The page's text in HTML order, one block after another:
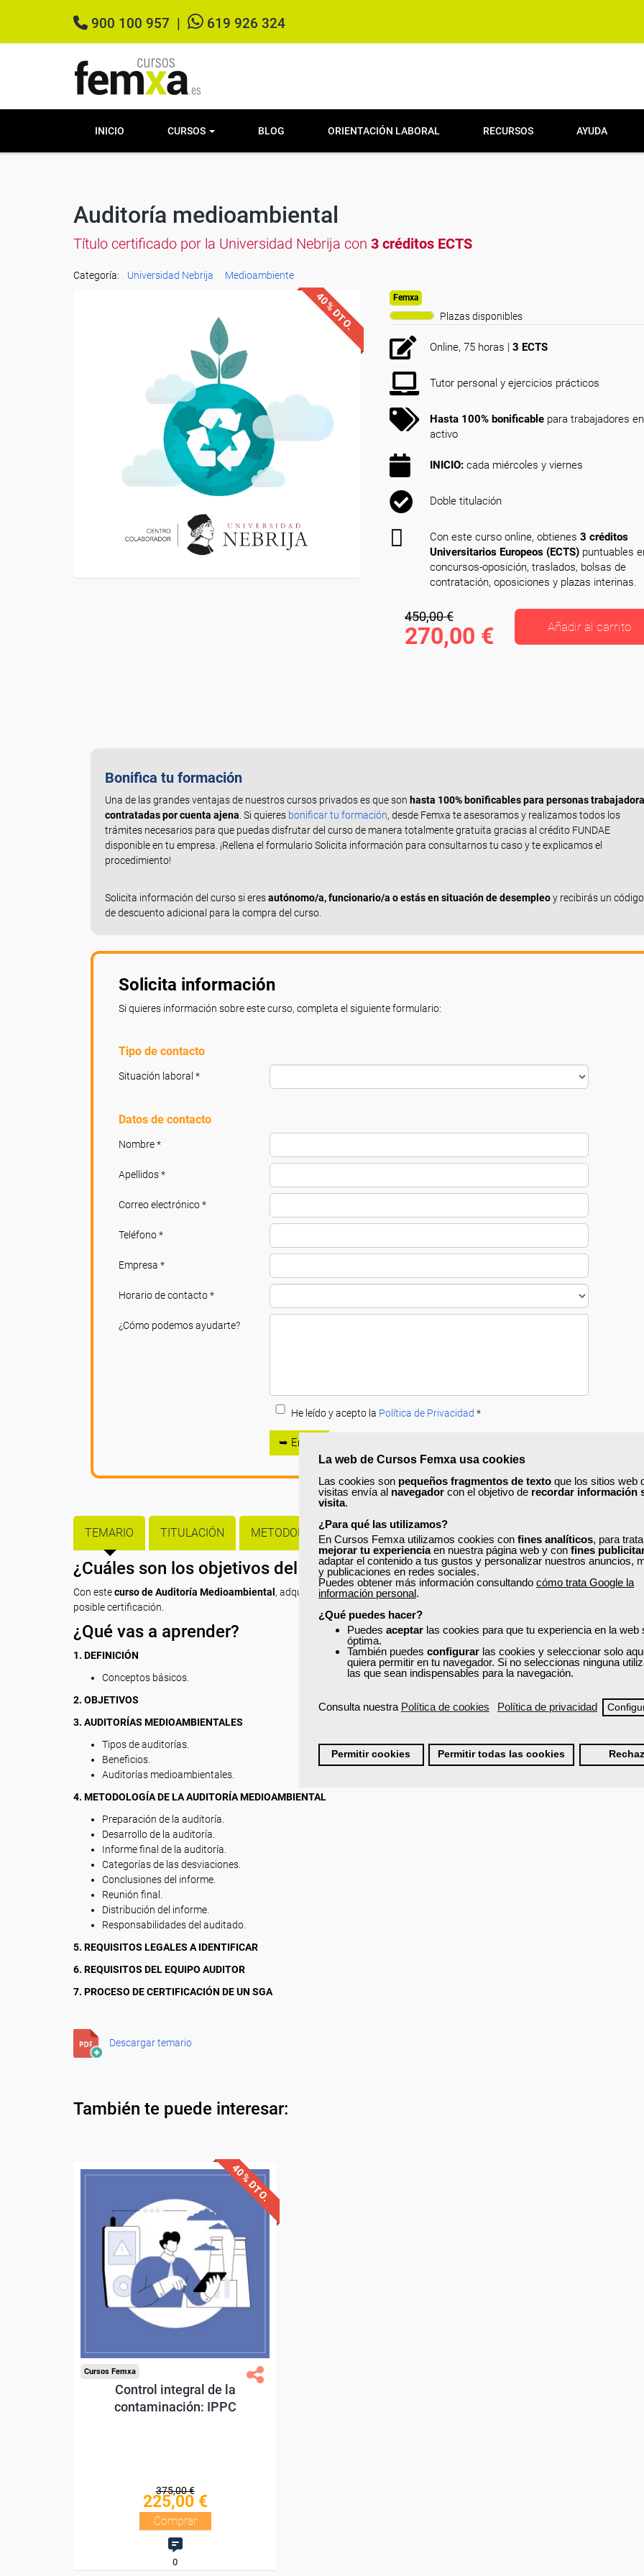
La web de Cursos Femxa usa cookies
Las cookies son pequeños fragmentos de texto que los sitios web
visitas envía al navegador con el objetivo de recordar información
visita.
¿Para qué las utilizamos?
En Cursos Femxa utilizamos cookies con fines analíticos, para
mejorar tu experienciaen nuestra página web y con fines
adaptar el contenido a tus gustos y personalizar nuestros anuncios,
y publicaciones en redes sociales.
Puedes obtener más información consultando cómo trata Google la
información personal.
¿Qué puedes hacer?
Puedes aceptar las cookies para que tu experiencia en la web
óptima.
También puedes configurar las cookies y seleccionar solo
quiera permitir en tu navegador. Si no seleccionas ninguna
las que sean indispensables para la navegación.
Consulta nuestra Política de cookies Política de privacidad
Permitir cookies Permitir todas las cookies
900 100 957 619 926 324
INICIO CURSOS BLOG ORIENTACIÓN LABORAL RECURSOS AYUDA
Auditoría medioambiental
Título certificado por la Universidad Nebrija con 3 créditos ECTS
Categoría: Universidad Nebrija Medioambiente
40% DTO. Femxa
Plazas disponibles
Online, 75 horas | 3 ECTS
Tutor personal y ejercicios prácticos
Hasta 100% bonificable para trabajadores en
activo
INICIO: cada miércoles y viernes
Doble titulación
Con este curso online, obtienes 3 créditos
Universitarios Europeos (ECTS) puntuables
concursos-oposición, traslados, bolsas de
contratación, oposiciones y plazas interinas.
450,00 €
270,00 € Añadir al carrito
Bonifica tu formación
Una de las grandes ventajas de nuestros cursos privados es que son hasta 100% bonificables para personas
contratadas por cuenta ajena . Si quieres bonificar tu formación, desde Femxa te asesoramos y realizamos todos los
trámites necesarios para que puedas disfrutar del curso de manera totalmente gratuita gracias al crédito FUNDAE
disponible en tu empresa. ¡Rellena el formulario Solicita información para consultarnos tu caso y te explicamos el
procedimiento!
Solicita información del curso si eresautónomo/a, funcionario/a o estás en situación de desempleoy recibirás un código
de descuento adicional para la compra del curso.
Solicita información
Si quieres información sobre este curso, completa el siguiente formulario:
Tipo de contacto
Situación laboral *
Datos de contacto
Nombre *
Apellidos *
Correo electrónico *
Teléfono *
Empresa *
Horario de contacto *
¿Cómo podemos ayudarte?
He leído y acepto la Política de Privacidad *
➥ Enviar
TEMARIO TITULACIÓN METODOLOGÍA PRECIOS OPINIONES
¿Cuáles son los objetivos del curso?
Con estecurso de Auditoría Medioambiental , adquirirás los conocimientos relativos a un Sistema de Gestión Ambiental y a su
posible certificación.
¿Qué vas a aprender?
1. DEFINICIÓN
Conceptos básicos.
2. OBJETIVOS
3. AUDITORÍAS MEDIOAMBIENTALES
Tipos de auditorías.
Beneficios.
Auditorías medioambientales.
4. METODOLOGÍA DE LA AUDITORÍA MEDIOAMBIENTAL
Preparación de la auditoría.
Desarrollo de la auditoría.
Informe final de la auditoría.
Categorías de las desviaciones.
Conclusiones del informe.
Reunión final.
Distribución del informe.
Responsabilidades del auditado.
5. REQUISITOS LEGALES A IDENTIFICAR
6. REQUISITOS DEL EQUIPO AUDITOR
7. PROCESO DE CERTIFICACIÓN DE UN SGA
Descargar temario
También te puede interesar:
Descuentos especiales
Sin requisitos de acceso
Doble titulación.
Compra segura
40% DTO.
Cursos Femxa
Control integral de la
contaminación: IPPC
375,00 €
225,00 €
Comprar
0